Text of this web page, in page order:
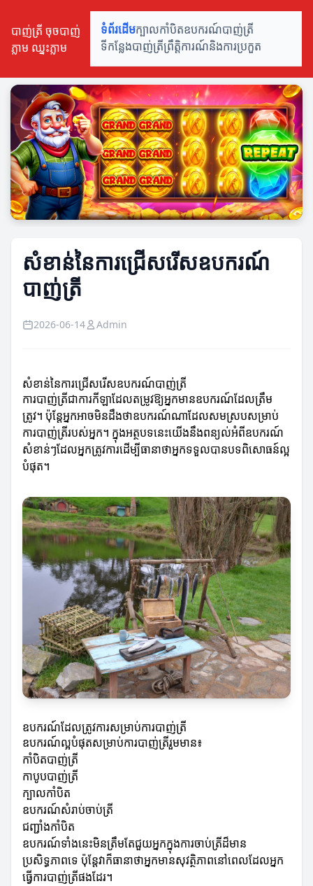
បាញ់ត្រី ចុចបាញ់
ភ្លាម ឈ្នះភ្លាម
ទំព័រដើមក្បាលកាំបិតឧបករណ៍បាញ់ត្រី
ទីកន្លែងបាញ់ត្រីព្រឹត្តិការណ៍និងការប្រកួត
សំខាន់នៃការជ្រើសរើសឧបករណ៍
បាញ់ត្រី
2026-06-14 Admin
សំខាន់នៃការជ្រើសរើសឧបករណ៍បាញ់ត្រី
ការបាញ់ត្រីជាការកីឡាដែលតម្រូវឱ្យអ្នកមានឧបករណ៍ដែលត្រឹម
ត្រូវ។ ប៉ុន្តែអ្នកអាចមិនដឹងថាឧបករណ៍ណាដែលសមស្របសម្រាប់
ការបាញ់ត្រីរបស់អ្នក។ ក្នុងអត្ថបទនេះយើងនឹងពន្យល់អំពីឧបករណ៍
សំខាន់ៗដែលអ្នកត្រូវការដើម្បីធានាថាអ្នកទទួលបានបទពិសោធន៍ល្អ
បំផុត។
ឧបករណ៍ដែលត្រូវការសម្រាប់ការបាញ់ត្រី
ឧបករណ៍ល្អបំផុតសម្រាប់ការបាញ់ត្រីរួមមាន៖
កាំបិតបាញ់ត្រី
កាបូបបាញ់ត្រី
ក្បាលកាំបិត
ឧបករណ៍សំរាប់ចាប់ត្រី
ជញ្ជាំងកាំបិត
ឧបករណ៍ទាំងនេះមិនត្រឹមតែជួយអ្នកក្នុងការចាប់ត្រីដ៏មាន
ប្រសិទ្ធភាពទេ ប៉ុន្តែវាក៏ធានាថាអ្នកមានសុវត្ថិភាពនៅពេលដែលអ្នក
ធ្វើការបាញ់ត្រីផងដែរ។